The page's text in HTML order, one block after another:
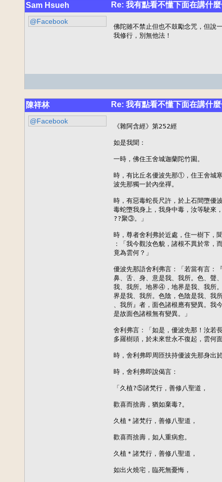
Sam Hsueh Re: 我有點看不懂下面在講什
@Facebook
佛陀雖不禁止但也不鼓勵念咒，但說
我修行，別無他法！
陳祥林 Re: 我有點看不懂下面在講什
@Facebook
《雜阿含經》第252經
如是我聞：
一時，佛住王舍城迦蘭陀竹園。
時，有比丘名優波先那①，住王舍城
波先那獨一於內坐禪。
時，有惡毒蛇長尺許，於上石間墮優
毒蛇墮我身上，我身中毒，汝等駛來
??聚③。」
時，尊者舍利弗於近處，住一樹下，
：「我今觀汝色貌，諸根不異於常，
竟為雲何？」
優波先那語舍利弗言：「若當有言：
鼻、舌、身、意是我、我所。色、聲
我、我所。地界④，地界是我、我所
界是我、我所。色陰，色陰是我、我
、我所』者，面色諸根應有變異。我
是故面色諸根無有變異。」
舍利弗言：「如是，優波先那！汝若
多羅樹頭，於未來世永不復起，雲何
時，舍利弗即周匝扶持優波先那身出
時，舍利弗即說偈言：
「久植?⑤諸梵行，善修八聖道，
歡喜而捨壽，猶如棄毒?。
久植＊諸梵行，善修八聖道，
歡喜而捨壽，如人重病愈。
久植＊諸梵行，善修八聖道，
如出火燒宅，臨死無憂悔，